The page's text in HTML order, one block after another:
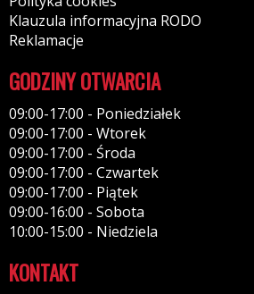
Klauzula informacyjna RODO
Reklamacje
GODZINY OTWARCIA
09:00-17:00 - Poniedziałek
09:00-17:00 - Wtorek
09:00-17:00 - Środa
09:00-17:00 - Czwartek
09:00-17:00 - Piątek
09:00-16:00 - Sobota
10:00-15:00 - Niedziela
KONTAKT